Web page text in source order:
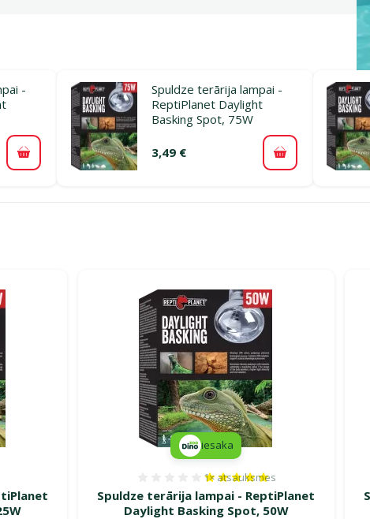
-
Pievienot grozam
Spuldze terārija lampai -
ReptiPlanet Daylight
Basking Spot, 75W
3,49 € Pievienot
Spuldze terārija lampai - ReptiPlanet
Daylight Basking Spot, 50W
Atsauksmes 100%, reitingu
1× atsauksmes
iesaka